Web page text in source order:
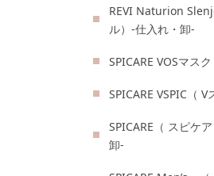
REVI Naturion
ル）-仕入れ・卸-
SPICARE VOSマスク
SPICARE VSPIC（ V
SPICARE（ スピケ
卸-